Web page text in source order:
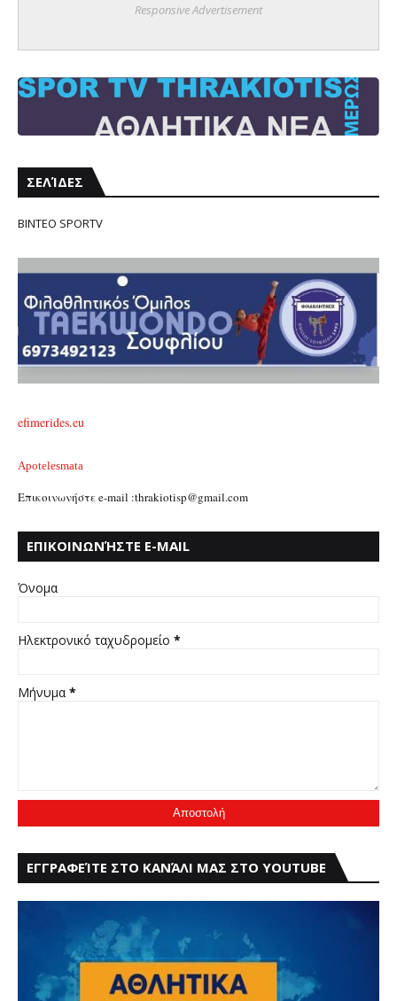
Responsive Advertisement
ΣΕΛΊΔΕΣ
ΒΙΝΤΕΟ SPORTV
efimerides.eu
Apotelesmata
Επικοινωνήστε e-mail :thrakiotisp@gmail.com
ΕΠΙΚΟΙΝΩΝΉΣΤΕ E-MAIL
Όνομα
Ηλεκτρονικό ταχυδρομείο *
Μήνυμα *
ΕΓΓΡΑΦΕΊΤΕ ΣΤΟ ΚΑΝΆΛΙ ΜΑΣ ΣΤΟ YOUTUBE